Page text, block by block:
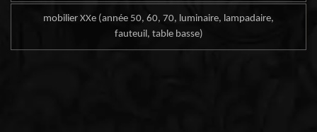
mobilier XXe (année 50, 60, 70, luminaire, lampadaire,
fauteuil, table basse)